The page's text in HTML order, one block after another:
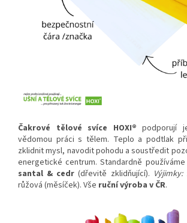
Čakrové tělové svíce HOXI® podporují
vědomou práci s tělem. Teplo a podtlak
zklidnit mysl, navodit pohodu a soustředit
energetické centrum. Standardně používáme
santal & cedr (dřevitě zklidňující). Výjimky:
růžová (měsíček). Vše ruční výroba v ČR.